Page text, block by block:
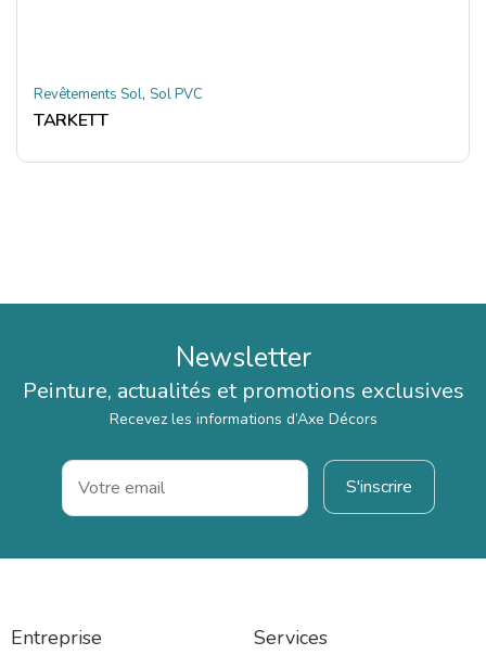
Revêtements Sol, Sol PVC
TARKETT
Newsletter
Peinture, actualités et promotions exclusives
Recevez les informations d’Axe Décors
Entreprise Services